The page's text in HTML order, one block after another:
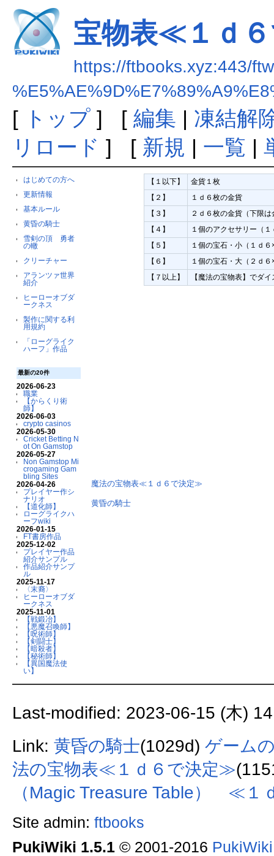
宝物表≪１ｄ
https://ftbooks.xyz:443/
[ トップ] [ 編集 | 凍結解
リロード ] [ 新規 | 一覧 |
はじめての方へ
更新情報
基本ルール
黄昏の騎士
雪剣の頂 勇者
の轍
クリーチャー
アランツァ世界
紹介
ヒーローオブダ
ークネス
製作に関する利
用規約
「ローグライク
ハーフ」作品
最新の20件
2026-06-23
職業
【からくり術
師】
2026-06-03
crypto casinos
2026-05-30
Cricket Betting N
ot On Gamstop
2026-05-27
Non Gamstop Mi
crogaming Gam
bling Sites
2026-04-26
プレイヤー作シ
ナリオ
【道化師】
ローグライクハ
ーフwiki
2026-01-15
FT書房作品
2025-12-02
プレイヤー作品
紹介サンプル
作品紹介サンプ
ル
2025-11-17
〈末裔〉
ヒーローオブダ
ークネス
2025-11-01
【戦鍛冶】
【悪魔召喚師】
【呪術師】
【剣闘士】
【暗殺者】
【秘術師】
【異国魔法使
い】
【１以下】
金貨１枚
【２】
１ｄ６枚の金貨
【３】
２ｄ６枚の金貨（下限は
【４】
１個のアクセサリー（
【５】
１個の宝石・小（１ｄ
【６】
１個の宝石・大（２ｄ
【７以上】
【魔法の宝物表】でダ
魔法の宝物表≪１ｄ６で決定≫
黄昏の騎士
Last-modified: 2023-06-15 (木)
Link: 黄昏の騎士(1029d) ゲーム
法の宝物表≪１ｄ６で決定≫
（Magic Treasure Table） ≪１
Site admin: ftbooks
PukiWiki 1.5.1© 2001-2016